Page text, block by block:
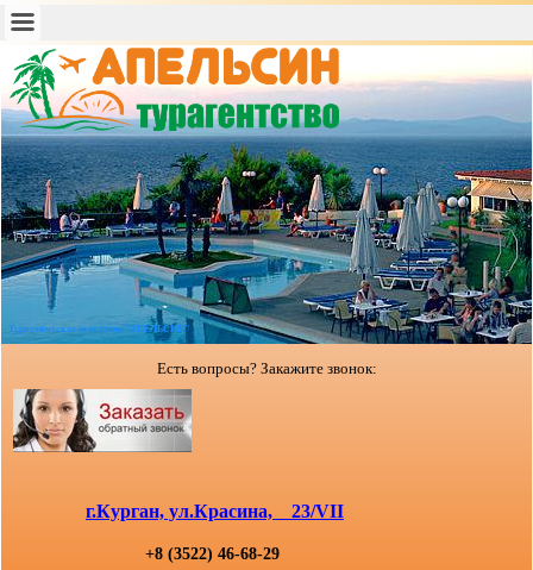
Туристическое агентство "АПЕЛЬСИН"
Есть вопросы? Закажите звонок:
г.Курган, ул.Красина, 23/VII
+8 (3522) 46-68-29